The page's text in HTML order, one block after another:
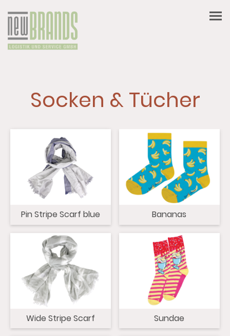
Socken & Tücher
Pin Stripe Scarf blue
Wide Stripe Scarf
Bananas
Sundae